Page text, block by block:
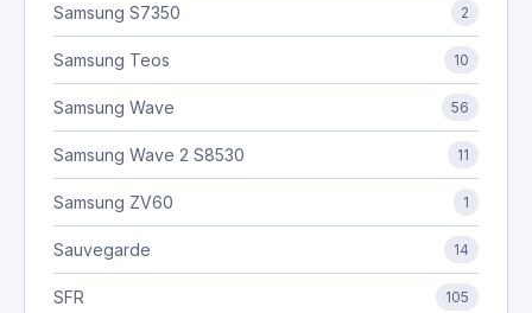
Samsung S7350 2
Samsung Teos 10
Samsung Wave 56
Samsung Wave 2 S8530 11
Samsung ZV60 1
Sauvegarde 14
SFR 105